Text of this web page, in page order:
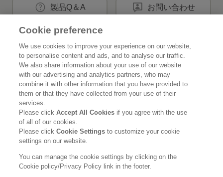
製品Q＆A お問い合わせ
花王公式SNSアカウント
サステナビリティ
ニュースルーム
Cookie preference
We use cookies to improve your experience on our website,
to personalise content and ads, and to analyse our traffic.
We also share information about your use of our website
with our advertising and analytics partners, who may
combine it with other information that you have provided to
them or that they have collected from your use of their
services.
Please clickAccept All Cookies if you agree with the use
of all of our cookies.
Please clickCookie Settingsto customize your cookie
settings on our website.
You can manage the cookie settings by clicking on the
Cookie policy/Privacy Policy link in the footer.